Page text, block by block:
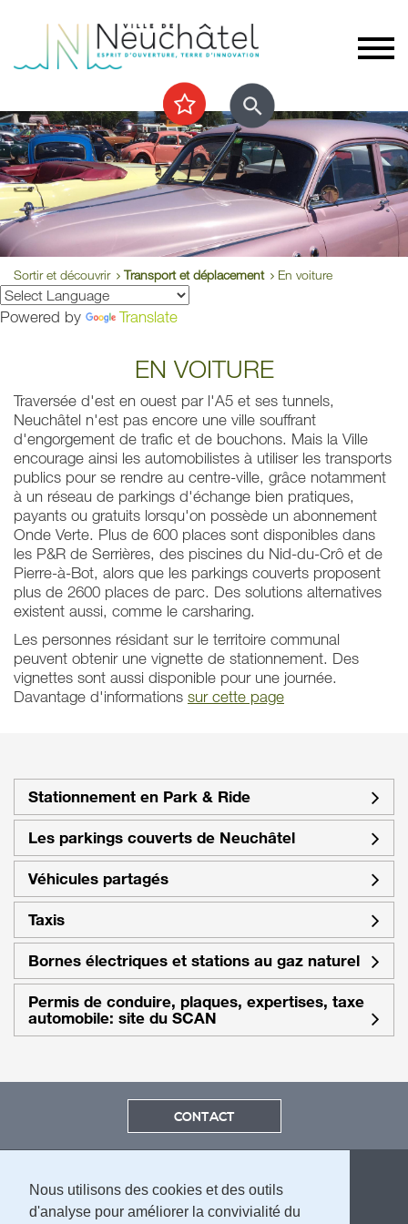
Nous utilisons des cookies et des outils
d'analyse pour améliorer la convivialité du
Sortir et découvrir Transport et déplacement En voiture
Powered by Translate
EN VOITURE
Traversée d'est en ouest par l'A5 et ses tunnels,
Neuchâtel n'est pas encore une ville souffrant
d'engorgement de trafic et de bouchons. Mais la Ville
encourage ainsi les automobilistes à utiliser les transports
publics pour se rendre au centre-ville, grâce notamment
à un réseau de parkings d'échange bien pratiques,
payants ou gratuits lorsqu'on possède un abonnement
Onde Verte. Plus de 600 places sont disponibles dans
les P&R de Serrières, des piscines du Nid-du-Crô et de
Pierre-à-Bot, alors que les parkings couverts proposent
plus de 2600 places de parc. Des solutions alternatives
existent aussi, comme le carsharing.
Les personnes résidant sur le territoire communal
peuvent obtenir une vignette de stationnement. Des
vignettes sont aussi disponible pour une journée.
Davantage d'informations sur cette page
Stationnement en Park & Ride
Les parkings couverts de Neuchâtel
Véhicules partagés
Taxis
Bornes électriques et stations au gaz naturel
Permis de conduire, plaques, expertises, taxe
automobile: site du SCAN
CONTACT